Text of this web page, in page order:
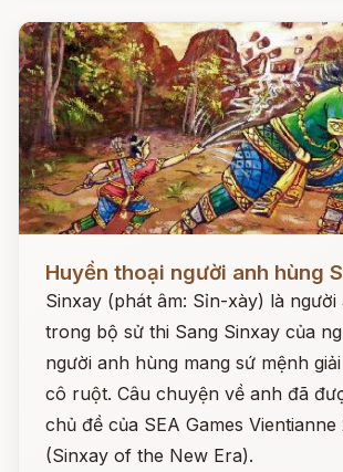
Đọc ngay
Huyền thoại người anh hùng
Sinxay (phát âm: Sỉn-xày) là
trong bộ sử thi Sang Sinxay của
người anh hùng mang sứ mệnh
cô ruột. Câu chuyện về anh đã
chủ đề của SEA Games Vientianne
(Sinxay of the New Era).